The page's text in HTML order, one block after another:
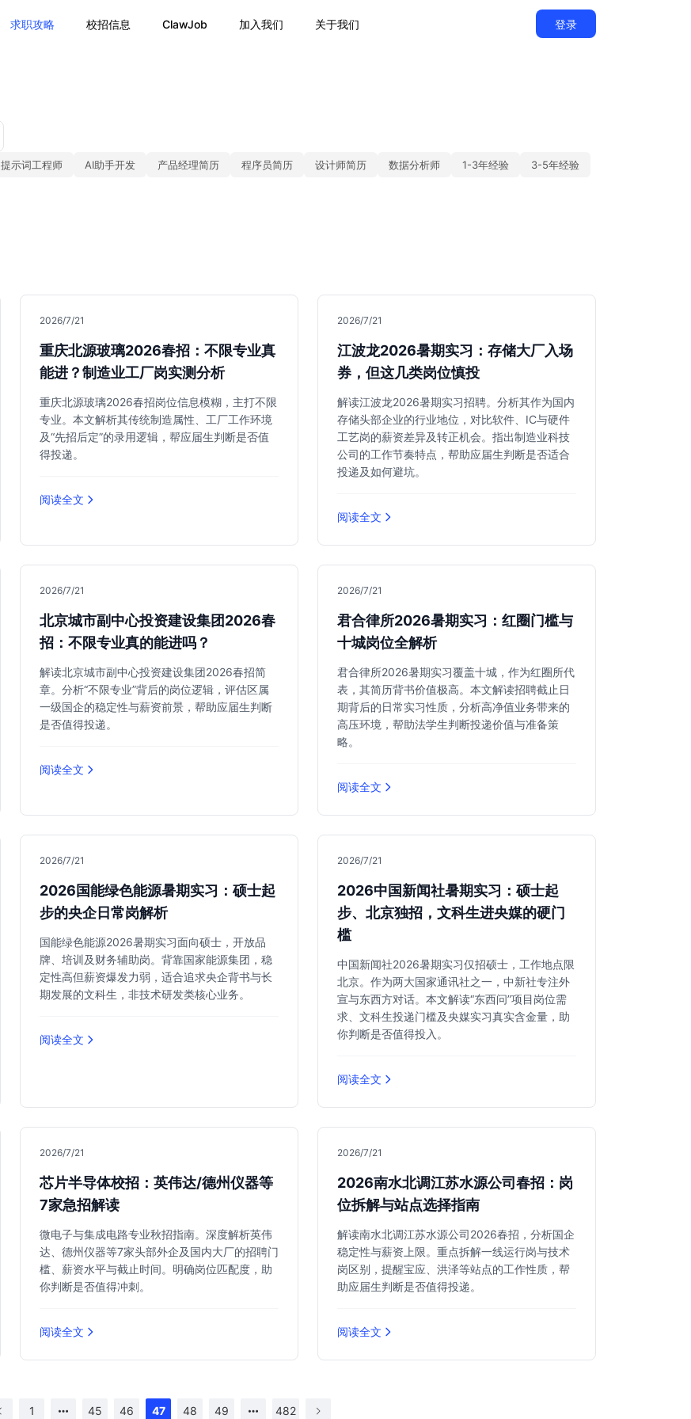
求职攻略 校招信息 ClawJob 加入我们 关于我们 登录
提示词工程师 AI助手开发 产品经理简历 程序员简历 设计师简历 数据分析师 1-3年经验
3-5年经验
2026/7/21
重庆北源玻璃2026春招：不限专业真
能进？制造业工厂岗实测分析
重庆北源玻璃2026春招岗位信息模糊，主打不限
专业。本文解析其传统制造属性、工厂工作环境
及“先招后定”的录用逻辑，帮应届生判断是否值
得投递。
阅读全文
2026/7/21
江波龙2026暑期实习：存储大厂入场
券，但这几类岗位慎投
解读江波龙2026暑期实习招聘。分析其作为国内
存储头部企业的行业地位，对比软件、IC与硬件
工艺岗的薪资差异及转正机会。指出制造业科技
公司的工作节奏特点，帮助应届生判断是否适合
投递及如何避坑。
阅读全文
2026/7/21
北京城市副中心投资建设集团2026春
招：不限专业真的能进吗？
解读北京城市副中心投资建设集团2026春招简
章。分析“不限专业”背后的岗位逻辑，评估区属
一级国企的稳定性与薪资前景，帮助应届生判断
是否值得投递。
阅读全文
2026/7/21
君合律所2026暑期实习：红圈门槛与
十城岗位全解析
君合律所2026暑期实习覆盖十城，作为红圈所代
表，其简历背书价值极高。本文解读招聘截止日
期背后的日常实习性质，分析高净值业务带来的
高压环境，帮助法学生判断投递价值与准备策
略。
阅读全文
2026/7/21
2026国能绿色能源暑期实习：硕士起
步的央企日常岗解析
国能绿色能源2026暑期实习面向硕士，开放品
牌、培训及财务辅助岗。背靠国家能源集团，稳
定性高但薪资爆发力弱，适合追求央企背书与长
期发展的文科生，非技术研发类核心业务。
阅读全文
2026/7/21
2026中国新闻社暑期实习：硕士起
步、北京独招，文科生进央媒的硬门
槛
中国新闻社2026暑期实习仅招硕士，工作地点限
北京。作为两大国家通讯社之一，中新社专注外
宣与东西方对话。本文解读“东西问”项目岗位需
求、文科生投递门槛及央媒实习真实含金量，助
你判断是否值得投入。
阅读全文
2026/7/21
芯片半导体校招：英伟达/德州仪器等
7家急招解读
微电子与集成电路专业秋招指南。深度解析英伟
达、德州仪器等7家头部外企及国内大厂的招聘门
槛、薪资水平与截止时间。明确岗位匹配度，助
你判断是否值得冲刺。
阅读全文
2026/7/21
2026南水北调江苏水源公司春招：岗
位拆解与站点选择指南
解读南水北调江苏水源公司2026春招，分析国企
稳定性与薪资上限。重点拆解一线运行岗与技术
岗区别，提醒宝应、洪泽等站点的工作性质，帮
助应届生判断是否值得投递。
阅读全文
1 45 46 47 48 49 482